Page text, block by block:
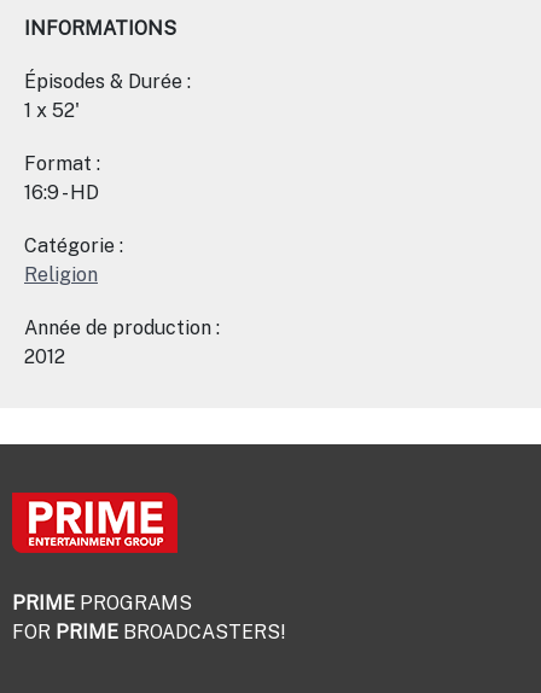
INFORMATIONS
Épisodes & Durée :
1 x 52'
Format :
16:9 - HD
Catégorie :
Religion
Année de production :
2012
PRIME PROGRAMS
FOR PRIME BROADCASTERS!